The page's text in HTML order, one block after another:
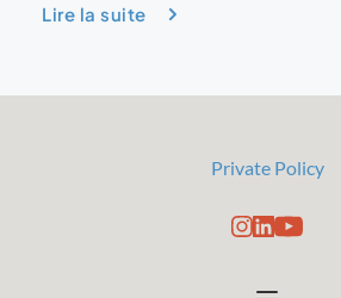
Lire la suite
Private Policy